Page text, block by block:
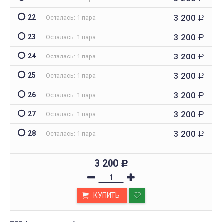
22 Осталась: 1 пара 3 200 Р
23 Осталась: 1 пара 3 200 Р
24 Осталась: 1 пара 3 200 Р
25 Осталась: 1 пара 3 200 Р
26 Осталась: 1 пара 3 200 Р
27 Осталась: 1 пара 3 200 Р
28 Осталась: 1 пара 3 200 Р
3 200 Р
КУПИТЬ